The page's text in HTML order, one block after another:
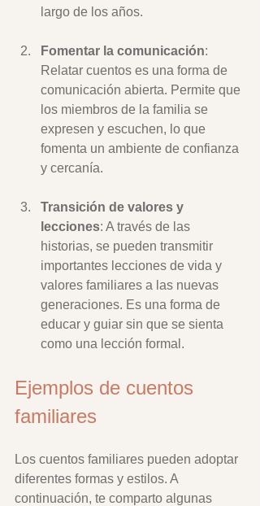
largo de los años.
Fomentar la comunicación:
Relatar cuentos es una forma de
comunicación abierta. Permite que
los miembros de la familia se
expresen y escuchen, lo que
fomenta un ambiente de confianza
y cercanía.
Transición de valores y
lecciones: A través de las
historias, se pueden transmitir
importantes lecciones de vida y
valores familiares a las nuevas
generaciones. Es una forma de
educar y guiar sin que se sienta
como una lección formal.
Ejemplos de cuentos
familiares
Los cuentos familiares pueden adoptar
diferentes formas y estilos. A
continuación, te comparto algunas